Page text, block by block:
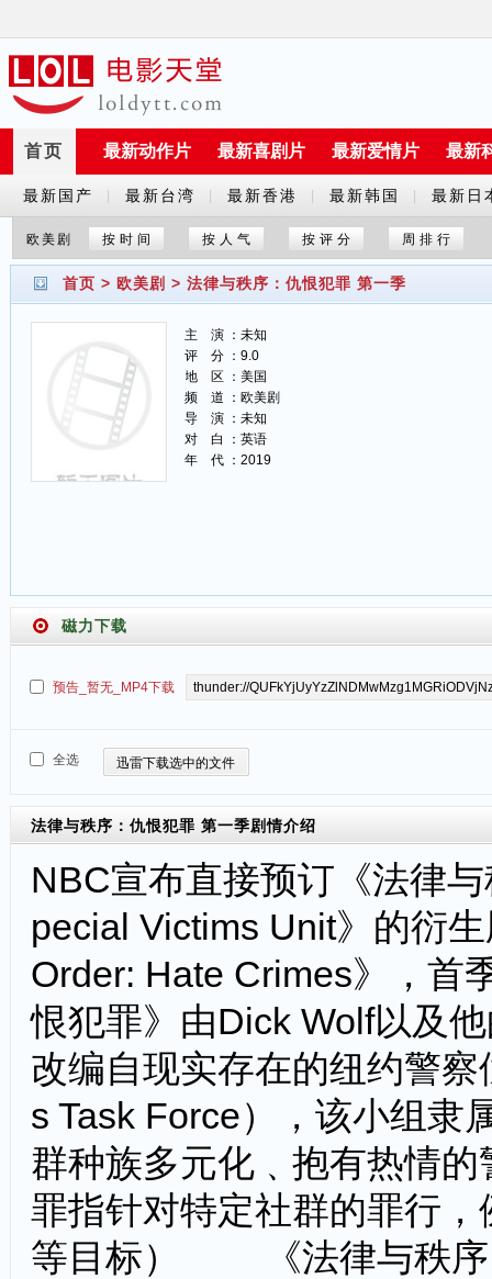
首页 最新动作片 最新喜剧片 最新爱情片 最新
最新国产
剧
最新台湾 最新香港 最新韩国 最新日
欧美剧 按时间 按人气 按评分 周排行
首页 > 欧美剧 > 法律与秩序：仇恨犯罪 第一季
主 演 ：未知
评 分 ：9.0
地 区 ：美国
频 道 ：欧美剧
导 演 ：未知
对 白 ：英语
年 代 ：2019
磁力下载
预告_暂无_MP4下载
全选 迅雷下载选中的文件
法律与秩序：仇恨犯罪 第一季剧情介绍
NBC宣布直接预订《法律
pecial Victims Unit》的衍
Order: Hate Crimes》，
恨犯罪》由Dick Wolf以及
改编自现实存在的纽约警
s Task Force），该小组隶
群种族多元化﹑抱有热情
罪指针对特定社群的罪行
等目标） 《法律与秩序